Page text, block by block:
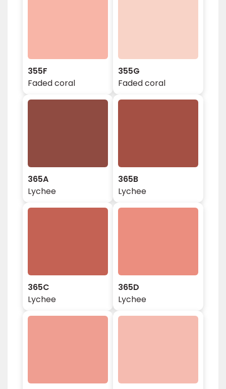
355F
Faded coral
355G
Faded coral
365A
Lychee
365B
Lychee
365C
Lychee
365D
Lychee